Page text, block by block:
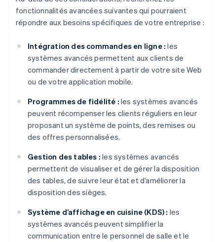
fonctionnalités avancées suivantes qui pourraient
répondre aux besoins spécifiques de votre entreprise :
Intégration des commandes en ligne : les
systèmes avancés permettent aux clients de
commander directement à partir de votre site Web
ou de votre application mobile.
Programmes de fidélité : les systèmes avancés
peuvent récompenser les clients réguliers en leur
proposant un système de points, des remises ou
des offres personnalisées.
Gestion des tables : les systèmes avancés
permettent de visualiser et de gérer la disposition
des tables, de suivre leur état et d’améliorer la
disposition des sièges.
Système d’affichage en cuisine (KDS) : les
systèmes avancés peuvent simplifier la
communication entre le personnel de salle et le